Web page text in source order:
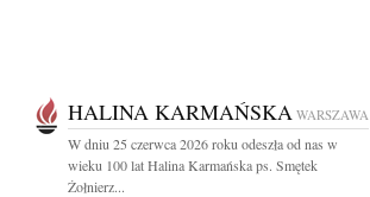
HALINA KARMAŃSKA WARSZAWA
W dniu 25 czerwca 2026 roku odeszła od nas w
wieku 100 lat Halina Karmańska ps. Smętek
Żołnierz...